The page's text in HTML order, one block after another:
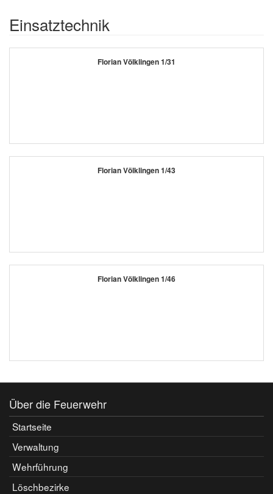
Einsatztechnik
Florian Völklingen 1/31
Florian Völklingen 1/43
Florian Völklingen 1/46
Über die Feuerwehr
Startseite
Verwaltung
Wehrführung
Löschbezirke